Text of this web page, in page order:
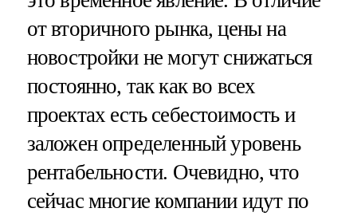
от вторичного рынка, цены на
новостройки не могут снижаться
постоянно, так как во всех
проектах есть себестоимость и
заложен определенный уровень
рентабельности. Очевидно, что
сейчас многие компании идут по